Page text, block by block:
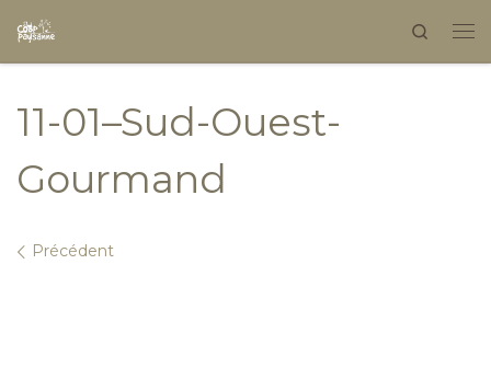
Skip to content Search
11-01–Sud-Ouest-
Gourmand
Navigation dans les images
Précédent